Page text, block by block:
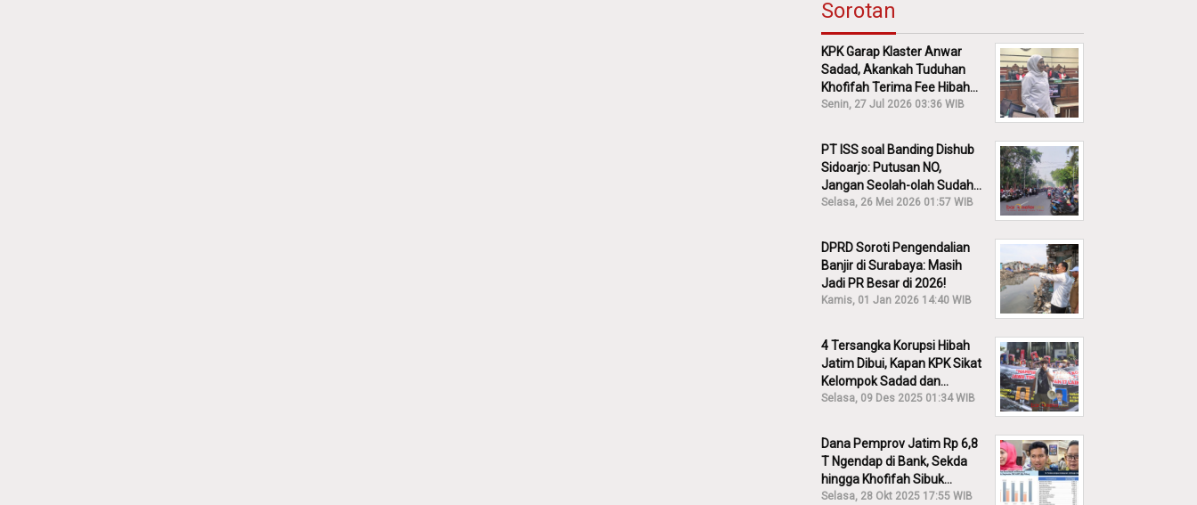
Sorotan
KPK Garap Klaster Anwar
Sadad, Akankah Tuduhan
Khofifah Terima Fee Hibah
30% Diusut?
Senin, 27 Jul 2026 03:36 WIB
PT ISS soal Banding Dishub
Sidoarjo: Putusan NO,
Jangan Seolah-olah Sudah
Menang!
Selasa, 26 Mei 2026 01:57 WIB
DPRD Soroti Pengendalian
Banjir di Surabaya: Masih
Jadi PR Besar di 2026!
Kamis, 01 Jan 2026 14:40 WIB
4 Tersangka Korupsi Hibah
Jatim Dibui, Kapan KPK Sikat
Kelompok Sadad dan
Iskandar?
Selasa, 09 Des 2025 01:34 WIB
Dana Pemprov Jatim Rp 6,8
T Ngendap di Bank, Sekda
hingga Khofifah Sibuk
Membantah!
Selasa, 28 Okt 2025 17:55 WIB